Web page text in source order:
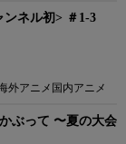
ネル初> ＃1-3
外アニメ国内アニメ
ぶって 〜夏の大会